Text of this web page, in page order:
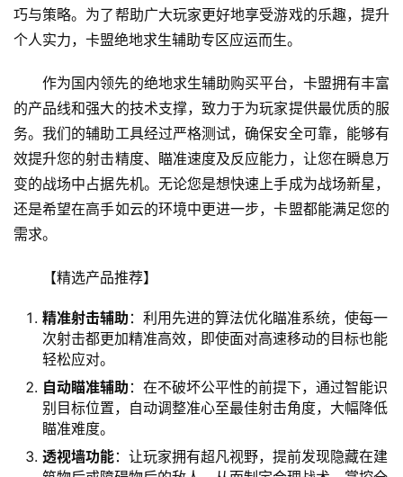
巧与策略。为了帮助广大玩家更好地享受游戏的乐趣，提升
个人实力，卡盟绝地求生辅助专区应运而生。
作为国内领先的绝地求生辅助购买平台，卡盟拥有丰富
的产品线和强大的技术支撑，致力于为玩家提供最优质的服
务。我们的辅助工具经过严格测试，确保安全可靠，能够有
效提升您的射击精度、瞄准速度及反应能力，让您在瞬息万
变的战场中占据先机。无论您是想快速上手成为战场新星，
还是希望在高手如云的环境中更进一步，卡盟都能满足您的
需求。
【精选产品推荐】
精准射击辅助 ：利用先进的算法优化瞄准系统，使每一
次射击都更加精准高效，即使面对高速移动的目标也能
轻松应对。
自动瞄准辅助 ：在不破坏公平性的前提下，通过智能识
别目标位置，自动调整准心至最佳射击角度，大幅降低
瞄准难度。
透视墙功能：让玩家拥有超凡视野，提前发现隐藏在建